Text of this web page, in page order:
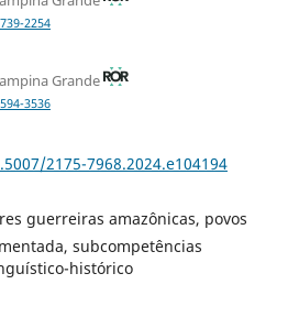
2254
Grande
3536
2175-7968.2024.e104194
guerreiras amazônicas, povos
subcompetências
histórico